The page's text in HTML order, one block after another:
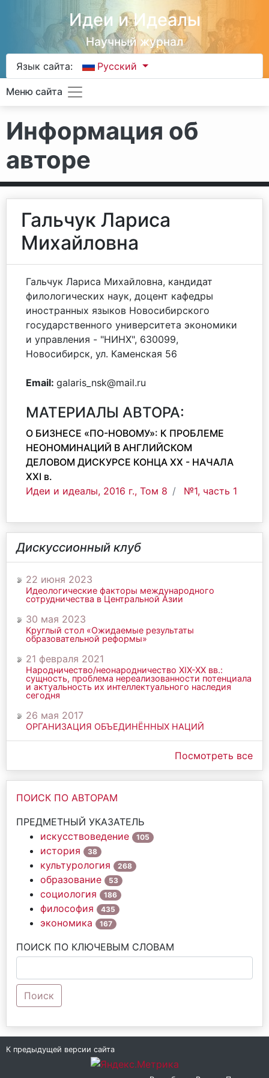
Идеи и Идеалы
Научный журнал
Язык сайта: Русский
Меню сайта
Информация об
авторе
Гальчук Лариса
Михайловна
Гальчук Лариса Михайловна, кандидат
филологических наук, доцент кафедры
иностранных языков Новосибирского
государственного университета экономики
и управления - "НИНХ", 630099,
Новосибирск, ул. Каменская 56
Email: galaris_nsk@mail.ru
МАТЕРИАЛЫ АВТОРА:
О БИЗНЕСЕ «ПО-НОВОМУ»: К ПРОБЛЕМЕ
НЕОНОМИНАЦИЙ В АНГЛИЙСКОМ
ДЕЛОВОМ ДИСКУРСЕ КОНЦА XX - НАЧАЛА
XXI в.
Идеи и идеалы, 2016 г., Том 8
№1, часть 1
Дискуссионный клуб
22 июня 2023
Идеологические факторы международного
сотрудничества в Центральной Азии
30 мая 2023
Круглый стол «Ожидаемые результаты
образовательной реформы»
21 февраля 2021
Народничество/неонародничество ХIХ-ХХ вв.:
сущность, проблема нереализованности потенциала
и актуальность их интеллектуального наследия
сегодня
26 мая 2017
ОРГАНИЗАЦИЯ ОБЪЕДИНЁННЫХ НАЦИЙ
Посмотреть все
ПОИСК ПО АВТОРАМ
ПРЕДМЕТНЫЙ УКАЗАТЕЛЬ
искусствоведение
105
история 38
культурология 268
образование 53
социология 186
философия 435
экономика 167
ПОИСК ПО КЛЮЧЕВЫМ СЛОВАМ
Поиск
К предыдущей версии сайта